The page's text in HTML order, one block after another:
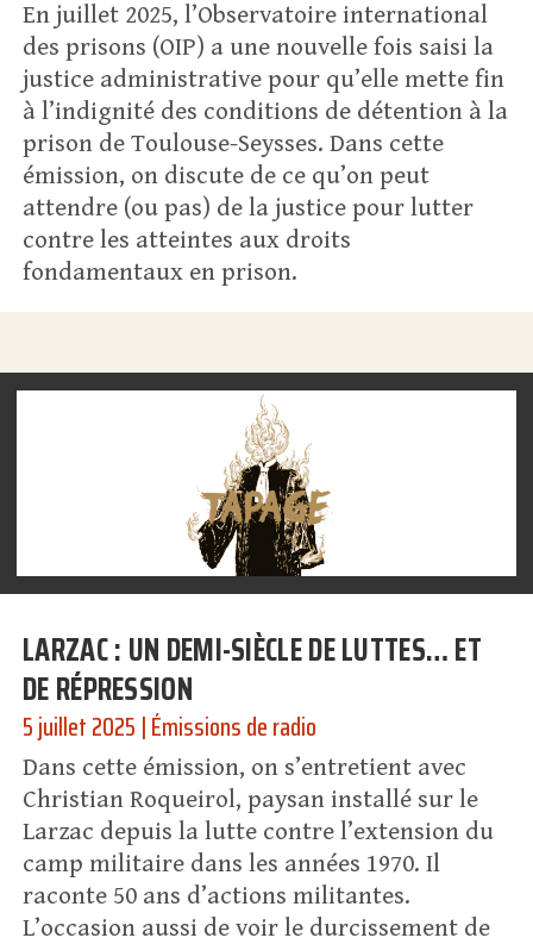
En juillet 2025, l’Observatoire international
des prisons (OIP) a une nouvelle fois saisi la
justice administrative pour qu’elle mette fin
à l’indignité des conditions de détention à la
prison de Toulouse-Seysses. Dans cette
émission, on discute de ce qu’on peut
attendre (ou pas) de la justice pour lutter
contre les atteintes aux droits
fondamentaux en prison.
LARZAC : UN DEMI-SIÈCLE DE LUTTES… ET
DE RÉPRESSION
5 juillet 2025 |Émissions de radio
Dans cette émission, on s’entretient avec
Christian Roqueirol, paysan installé sur le
Larzac depuis la lutte contre l’extension du
camp militaire dans les années 1970. Il
raconte 50 ans d’actions militantes.
L’occasion aussi de voir le durcissement de